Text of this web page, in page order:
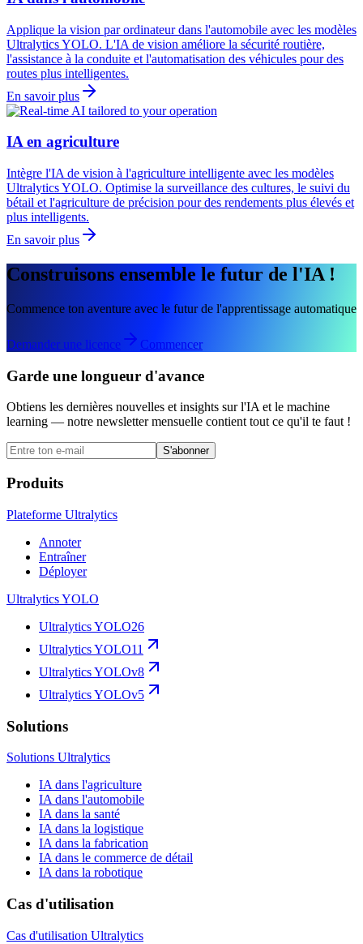
Applique la vision par ordinateur dans l'automobile avec les modèles
Ultralytics YOLO. L'IA de vision améliore la sécurité routière,
l'assistance à la conduite et l'automatisation des véhicules pour des
routes plus intelligentes.
En savoir plus
IA en agriculture
Intègre l'IA de vision à l'agriculture intelligente avec les modèles
Ultralytics YOLO. Optimise la surveillance des cultures, le suivi du
bétail et l'agriculture de précision pour des rendements plus élevés et
plus intelligents.
En savoir plus
Construisons ensemble le futur de l'IA !
Commence ton aventure avec le futur de l'apprentissage automatique
Demander une licence Commencer
Garde une longueur d'avance
Obtiens les dernières nouvelles et insights sur l'IA et le machine
learning — notre newsletter mensuelle contient tout ce qu'il te faut !
S'abonner
Produits
Plateforme Ultralytics
Annoter
Entraîner
Déployer
Ultralytics YOLO
Ultralytics YOLO26
Ultralytics YOLO11
Ultralytics YOLOv8
Ultralytics YOLOv5
Solutions
Solutions Ultralytics
IA dans l'agriculture
IA dans l'automobile
IA dans la santé
IA dans la logistique
IA dans la fabrication
IA dans le commerce de détail
IA dans la robotique
Cas d'utilisation
Cas d'utilisation Ultralytics